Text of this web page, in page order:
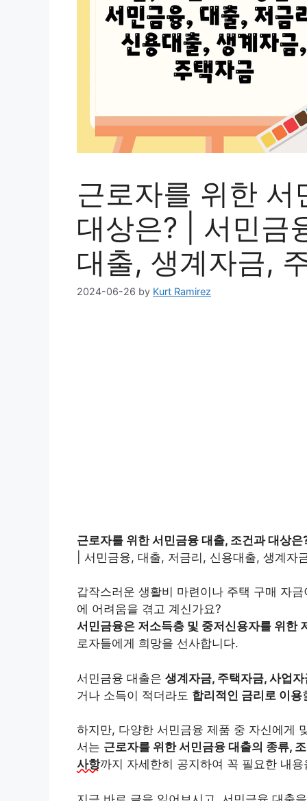
근로자를 위한
대상은? | 서민금
대출, 생계자금,
2024-06-26 by Kurt Ramirez
근로자를 위한 서민금융 대출, 조건과 대상은
| 서민금융, 대출, 저금리, 신용대출, 생계자
갑작스러운 생활비 마련이나 주택 구매 자
에 어려움을 겪고 계신가요?
서민금융은 저소득층 및 중저신용자를 위한
로자들에게 희망을 선사합니다.
서민금융 대출은 생계자금, 주택자금, 사업
거나 소득이 적더라도 합리적인 금리로 이용
하지만, 다양한 서민금융 제품 중 자신에게
서는 근로자를 위한 서민금융 대출의 종류,
사항까지 자세한히 공지하여 꼭 필요한 내